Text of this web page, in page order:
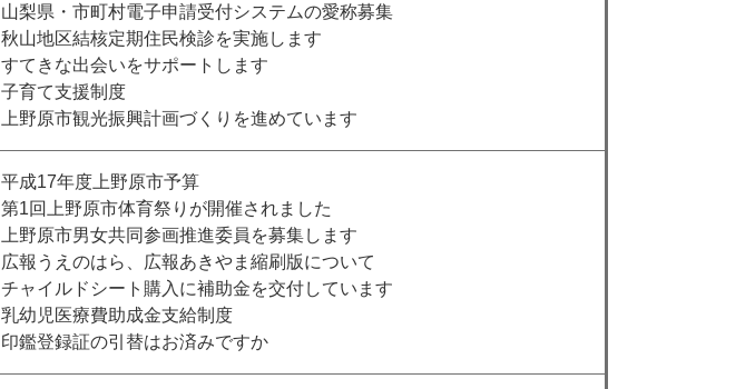
山梨県・市町村電子申請受付システムの愛称募集
秋山地区結核定期住民検診を実施します
すてきな出会いをサポートします
子育て支援制度
上野原市観光振興計画づくりを進めています
平成17年度上野原市予算
第1回上野原市体育祭りが開催されました
上野原市男女共同参画推進委員を募集します
広報うえのはら、広報あきやま縮刷版について
チャイルドシート購入に補助金を交付しています
乳幼児医療費助成金支給制度
印鑑登録証の引替はお済みですか